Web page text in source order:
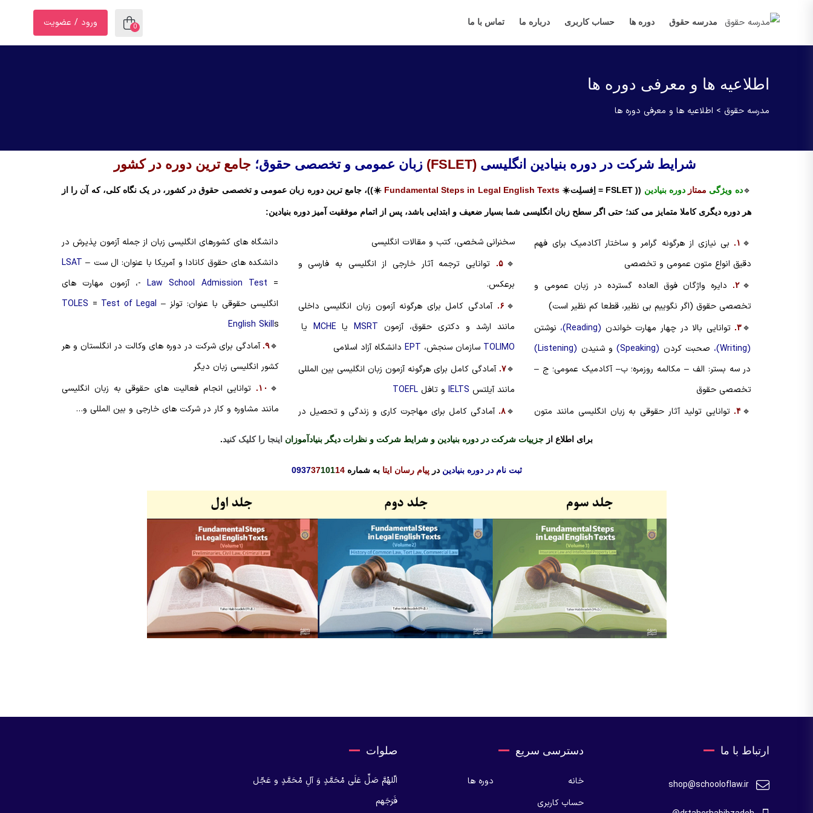
مدرسه حقوق دوره ها حساب کاربری درباره ما تماس با ما
0 ورود / عضویت
اطلاعیه ها و معرفی دوره ها
مدرسه حقوق > اطلاعیه ها و معرفی دوره ها
شرایط شرکت در دوره بنیادین انگلیسی (FSLET) زبان عمومی و تخصصی حقوق؛ جامع ترین دوره در کشور
🔹ده ویژگی ممتاز دوره بنیادین (( FSLET = اِفسلِت☀️ Fundamental Steps in Legal English Texts ☀️))، جامع ترین دوره زبان عمومی و تخصصی حقوق در کشور ، در یک نگاه کلی، که آن را از
هر دوره دیگری کاملا متمایز می کند؛ حتی اگر سطح زبان انگلیسی شما بسیار ضعیف و ابتدایی باشد،‌ پس از اتمام موفقیت آمیز دوره بنیادین:
🔹 ۱. بی نیازی از هرگونه گرامر و ساختار آکادمیک برای فهم
دقیق انواع متون عمومی و تخصصی
🔹 ۲.
دایره واژگان فوق العاده گسترده در زبان عمومی و
تخصصی حقوق (اگر نگوییم بی نظیر، قطعا کم نظیر است)
🔹۳. توانایی بالا در چهار مهارت خواندن (Reading)،
نوشتن
(Writing)،
صحبت کردن (Speaking) و شنیدن (Listening)
در سه بستر: الف – مکالمه روزمره؛ ب– آکادمیک عمومی؛ ج –
تخصصی حقوق
🔹 ۴. توانایی تولید آثار حقوقی به زبان انگلیسی مانند متون
سخنرانی شخصی، کتب و مقالات انگلیسی
🔹۵.
توانایی ترجمه آثار خارجی از انگلیسی به فارسی و
برعکس.
🔹 ۶.
آمادگی کامل برای هرگونه آزمون زبان انگلیسی داخلی
مانند ارشد و دکتری حقوق، آزمون MSRT یا MCHE یا
TOLIMO سازمان سنجش، EPTدانشگاه آزاد اسلامی
🔹۷. آمادگی کامل برای هرگونه آزمون زبان انگلیسی بین المللی
مانند آیلتس IELTSو تافل TOEFL
🔹۸. آمادگی کامل برای مهاجرت کاری و زندگی و تحصیل در
دانشگاه های کشورهای انگلیسی زبان از جمله آزمون پذیرش در
دانشکده های حقوق کانادا و آمریکا با عنوان: ال ست – LSAT
=
Law School Admission Test-، آزمون مهارت های
انگلیسی حقوقی با عنوان: تولز –
TOLES = Test of Legal
English Skills
🔹۹. آمادگی برای شرکت در دوره های وکالت در انگلستان و هر
کشور انگلیسی زبان دیگر
🔹 ۱۰.
توانایی انجام فعالیت های حقوقی به زبان انگلیسی
مانند مشاوره و کار در شرکت های خارجی و بین المللی و…
برای اطلاع از جزییات شرکت در دوره بنیادین و شرایط شرکت و نظرات دیگر بنیادآموزان اینجا را کلیک کنید.
ثبت نام در دوره بنیادین درپیام رسان ایتا به شماره 09373710114
ارتباط با ما
shop@schooloflaw.ir
دسترسی سریع
خانه
دوره ها
حساب کاربری
صلوات
الّلهُمَّ صَلِّ عَلَی مُحَمَّدٍ وَ آلِ مُحَمَّدٍ و عَجّل
فَرَجَهم